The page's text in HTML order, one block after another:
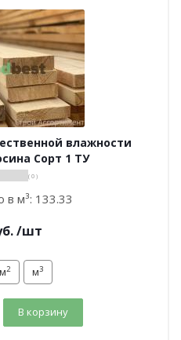
влажности
Сорт 1 ТУ
( 0 )
в м³: 133.33
/шт
м2 м3
В корзину